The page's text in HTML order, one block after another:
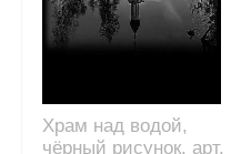
Храм над водой,
чёрный рисунок, арт.